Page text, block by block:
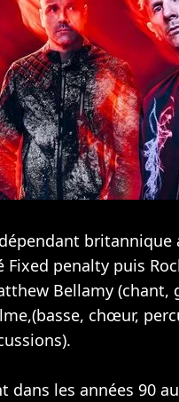
britannique
Fixed penalty puis
Bellamy (chant,
chœur,
dans les années 90